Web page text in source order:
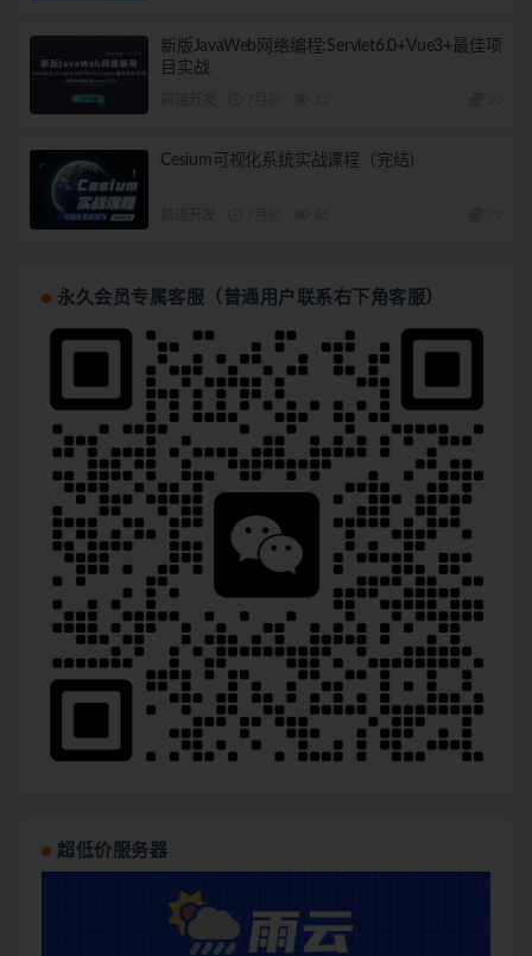
新版JavaWeb网络编程:Servlet6.0+Vue3+最佳项
目实战
Cesium可视化系统实战课程（完结）
永久会员专属客服（普通用户联系右下角客服）
超低价服务器